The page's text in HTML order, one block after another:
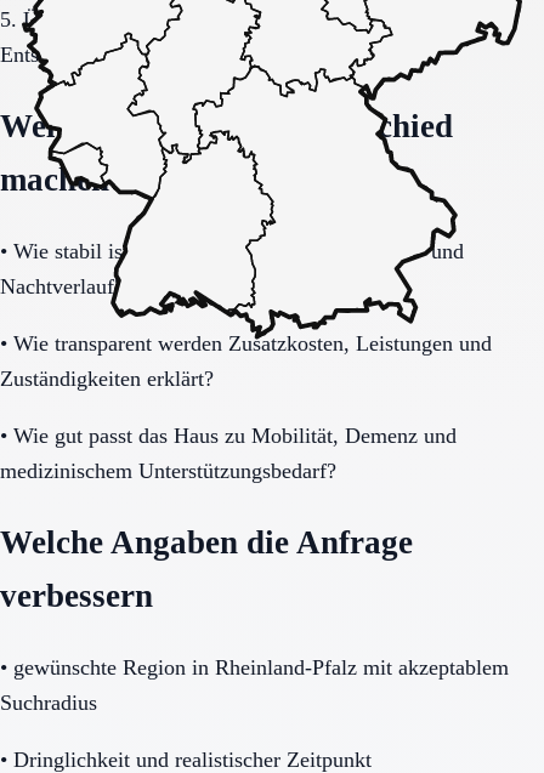
5. Übergang, Kommunikation und Kosten vor der
Entscheidung vollständig klären.
Welche Fragen den Unterschied
machen
• Wie stabil ist die Pflegeorganisation im Tages- und
Nachtverlauf?
• Wie transparent werden Zusatzkosten, Leistungen und
Zuständigkeiten erklärt?
• Wie gut passt das Haus zu Mobilität, Demenz und
medizinischem Unterstützungsbedarf?
Welche Angaben die Anfrage
verbessern
• gewünschte Region in Rheinland-Pfalz mit akzeptablem
Suchradius
• Dringlichkeit und realistischer Zeitpunkt